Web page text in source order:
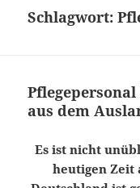
Schlagwort:
aus dem
Es ist nicht
heutigen Zeit